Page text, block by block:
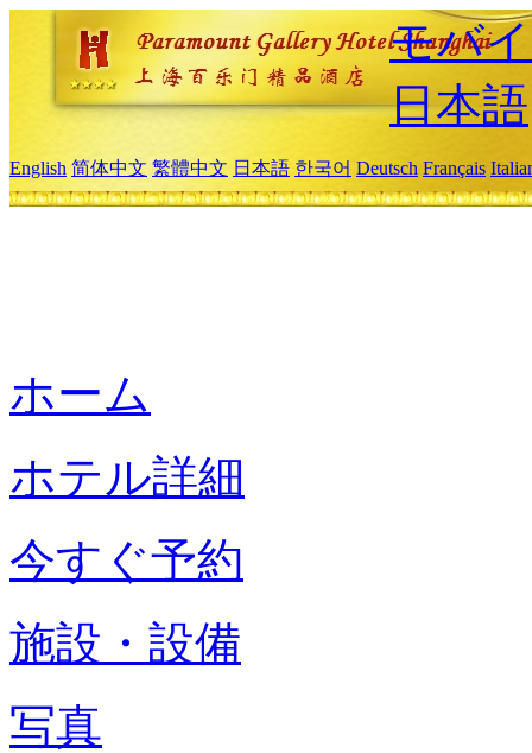
モバ
日本語
English 简体中文 繁體中文 日本語 한국어 Deutsch Français
ホーム
ホテル詳細
今すぐ予約
施設・設備
写真